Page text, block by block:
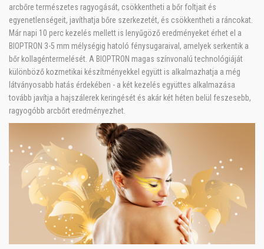
arcbőre természetes ragyogását, csökkentheti a bőr foltjait és
egyenetlenségeit, javíthatja bőre szerkezetét, és csökkentheti a ráncokat.
Már napi 10 perc kezelés mellett is lenyűgöző eredményeket érhet el a
BIOPTRON 3-5 mm mélységig hatoló fénysugaraival, amelyek serkentik a
bőr kollagéntermelését. A BIOPTRON magas színvonalú technológiáját
különböző kozmetikai készítményekkel együtt is alkalmazhatja a még
látványosabb hatás érdekében - a két kezelés együttes alkalmazása
tovább javítja a hajszálerek keringését és akár két héten belül feszesebb,
ragyogóbb arcbőrt eredményezhet.